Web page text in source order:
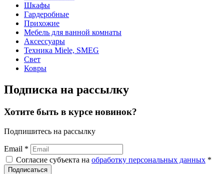
Шкафы
Гардеробные
Прихожие
Мебель для ванной комнаты
Аксессуары
Техника Miele, SMEG
Свет
Ковры
Подписка на рассылку
Хотите быть в курсе новинок?
Подпишитесь на рассылку
Email *
Согласие субъекта на обработку персональных данных *
Подписаться